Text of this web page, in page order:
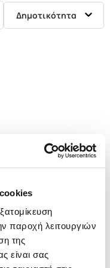
παροχή λειτουργιών
της
είναι σας
Δημοτικότητα